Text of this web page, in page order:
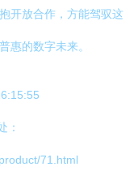
开放合作，方能驾驭这
惠的数字未来。
：
71.html